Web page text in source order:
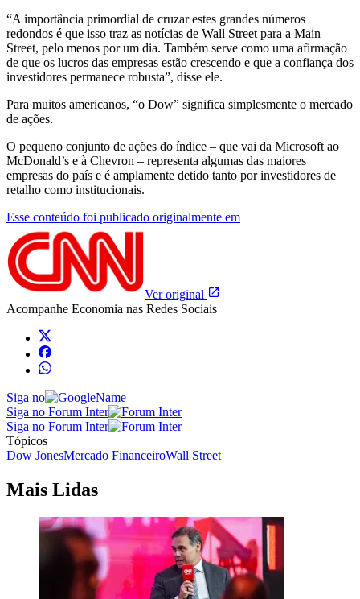
“A importância primordial de cruzar estes grandes números
redondos é que isso traz as notícias de Wall Street para a Main
Street, pelo menos por um dia. Também serve como uma afirmação
de que os lucros das empresas estão crescendo e que a confiança dos
investidores permanece robusta”, disse ele.
Para muitos americanos, “o Dow” significa simplesmente o mercado
de ações.
O pequeno conjunto de ações do índice – que vai da Microsoft ao
McDonald’s e à Chevron – representa algumas das maiores
empresas do país e é amplamente detido tanto por investidores de
retalho como institucionais.
Esse conteúdo foi publicado originalmente em
Ver original
Acompanhe Economia nas Redes Sociais
Siga no
Siga no Forum Inter
Siga no Forum Inter
Tópicos
Dow JonesMercado FinanceiroWall Street
Mais Lidas